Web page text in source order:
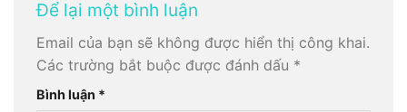
Để lại một bình luận
Email của bạn sẽ không được hiển thị công khai.
Các trường bắt buộc được đánh dấu *
Bình luận *